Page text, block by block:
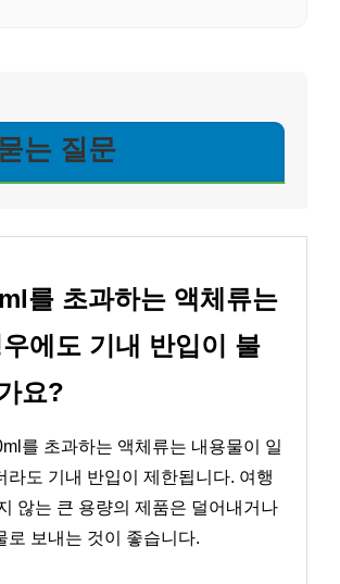
는 질문
를 초과하는 액체류는
에도 기내 반입이 불
요?
를 초과하는 액체류는 내용물이 일
라도 기내 반입이 제한됩니다. 여행
않는 큰 용량의 제품은 덜어내거나
로 보내는 것이 좋습니다.